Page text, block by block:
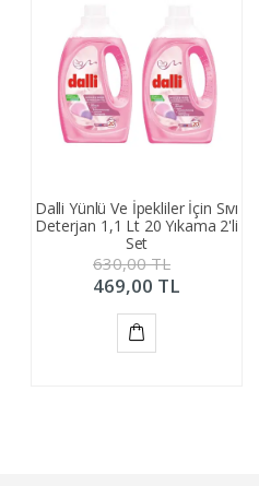
Dalli Yünlü Ve İpekliler İçin Sıvı
Deterjan 1,1 Lt 20 Yıkama 2'li
Set
630,00TL
469,00 TL